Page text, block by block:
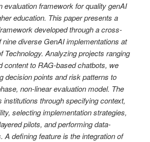
evaluation framework for quality genAI
education. This paper presents a
developed through a cross-
diverse GenAI implementations at
Technology. Analyzing projects ranging
content to RAG-based chatbots, we
decision points and risk patterns to
non-linear evaluation model. The
institutions through specifying context,
selecting implementation strategies,
pilots, and performing data-
A defining feature is the integration of